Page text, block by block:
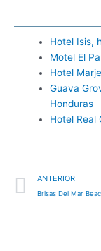
Hotel Isis,
Motel El
Hotel
Guava
Honduras
Hotel Real
Ant
ANTERIOR